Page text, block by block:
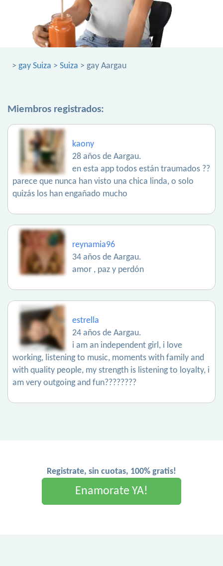
> gay Suiza > Suiza > gay Aargau
Miembros registrados:
kaony
28 años de Aargau.
en esta app todos están traumados ??
parece que nunca han visto una chica linda, o solo
quizás los han engañado mucho
reynamia96
34 años de Aargau.
amor , paz y perdón
estrella
24 años de Aargau.
i am an independent girl, i love
working, listening to music, moments with family and
with quality people, my strength is listening to loyalty, i
am very outgoing and fun????????
Registrate, sin cuotas, 100% gratis!
Enamorate YA!